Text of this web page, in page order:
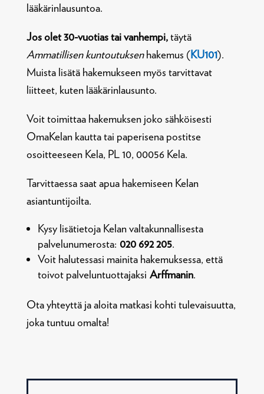
lääkärinlausuntoa.
Jos olet 30-vuotias tai vanhempi,täytä
Ammatillisen kuntoutuksenhakemus (KU101).
Muista lisätä hakemukseen myös tarvittavat
liitteet, kuten lääkärinlausunto.
Voit toimittaa hakemuksen joko sähköisesti
OmaKelan kautta tai paperisena postitse
osoitteeseen Kela, PL 10, 00056 Kela.
Tarvittaessa saat apua hakemiseen Kelan
asiantuntijoilta.
Kysy lisätietoja Kelan valtakunnallisesta
palvelunumerosta: 020 692 205.
Voit halutessasi mainita hakemuksessa, että
toivot palveluntuottajaksi Arffmanin.
Ota yhteyttä ja aloita matkasi kohti tulevaisuutta,
joka tuntuu omalta!